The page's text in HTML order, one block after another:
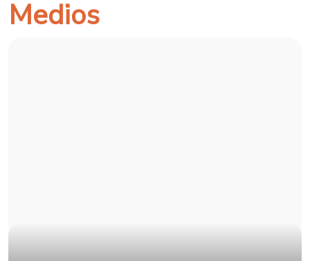
Medios